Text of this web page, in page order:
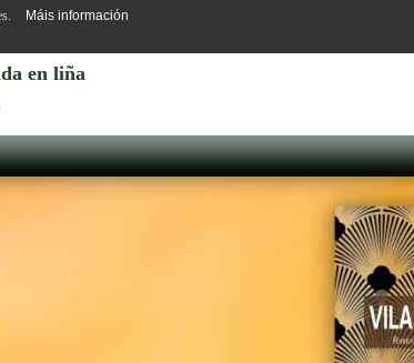
en liña
Máis información